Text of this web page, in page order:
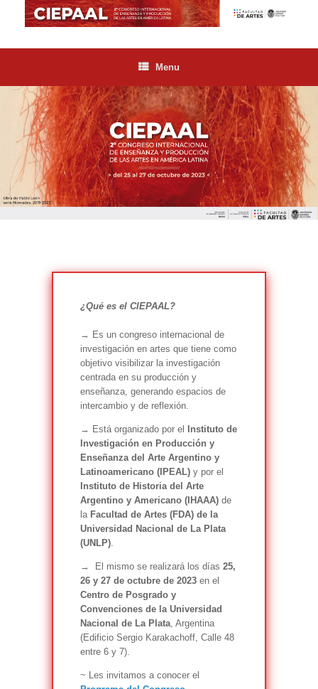
Menu
¿Qué es el CIEPAAL?
→ Es un congreso internacional de
investigación en artes que tiene como
objetivo visibilizar la investigación
centrada en su producción y
enseñanza, generando espacios de
intercambio y de reflexión.
→ Está organizado por el
Instituto de
Investigación en Producción y
Enseñanza del Arte Argentino y
Latinoamericano (IPEAL)y por el
Instituto de Historia del Arte
Argentino y Americano (IHAAA)de
la Facultad de Artes (FDA) de la
Universidad Nacional de La Plata
(UNLP).
→ El mismo se realizará los días 25,
26 y 27 de octubre de 2023en el
Centro de Posgrado y
Convenciones de la Universidad
Nacional de La Plata, Argentina
(Edificio Sergio Karakachoff, Calle 48
entre 6 y 7).
~ Les invitamos a conocer el